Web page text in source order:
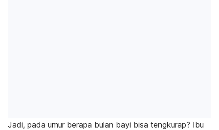
Jadi, pada umur berapa bulan bayi bisa tengkurap? Ibu